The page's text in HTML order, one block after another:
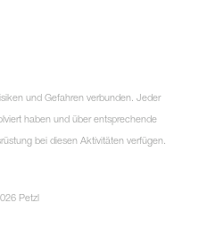
und Gefahren verbunden. Jeder
haben und über entsprechende
bei diesen Aktivitäten verfügen.
Petzl